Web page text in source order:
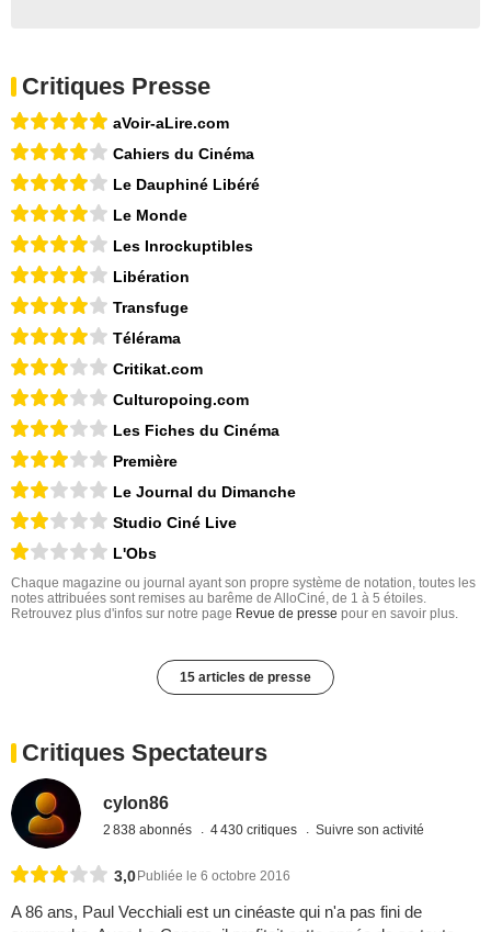
Critiques Presse
aVoir-aLire.com
Cahiers du Cinéma
Le Dauphiné Libéré
Le Monde
Les Inrockuptibles
Libération
Transfuge
Télérama
Critikat.com
Culturopoing.com
Les Fiches du Cinéma
Première
Le Journal du Dimanche
Studio Ciné Live
L'Obs
Chaque magazine ou journal ayant son propre système de notation, toutes les
notes attribuées sont remises au barême de AlloCiné, de 1 à 5 étoiles.
Retrouvez plus d'infos sur notre page Revue de presse pour en savoir plus.
15 articles de presse
Critiques Spectateurs
cylon86
2 838 abonnés 4 430 critiques Suivre son activité
3,0Publiée le 6 octobre 2016
A 86 ans, Paul Vecchiali est un cinéaste qui n'a pas fini de